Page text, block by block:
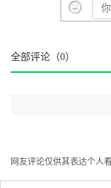
全部评论（0）
网友评论仅供其表达个人